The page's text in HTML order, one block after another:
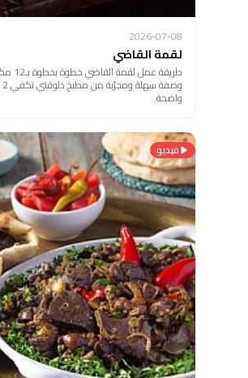
2026-07-08
لقمة القاضي
واضحة.
فيديو